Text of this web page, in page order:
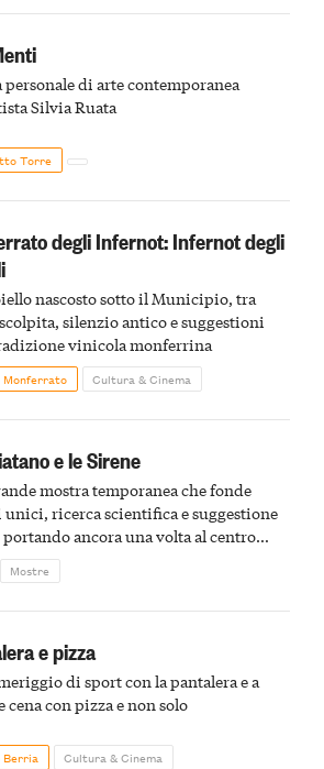
personale di arte contemporanea
Silvia Ruata
Torre
degli Infernot: Infernot degli
nascosto sotto il Municipio, tra
silenzio antico e suggestioni
vinicola monferrina
Monferrato Cultura & Cinema
e le Sirene
mostra temporanea che fonde
ricerca scientifica e suggestione
ancora una volta al centro
le meraviglie del passato astigiano
Mostre
e pizza
di sport con la pantalera e a
cena con pizza e non solo
Berria Cultura & Cinema